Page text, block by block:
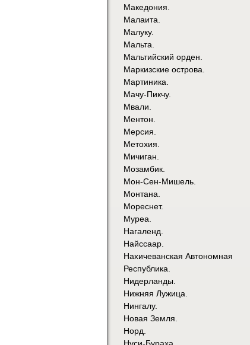
Македония.
Малаита.
Малуку.
Мальта.
Мальтийский орден.
Маркизские острова.
Мартиника.
Мачу-Пикчу.
Мвали.
Ментон.
Мерсия.
Метохия.
Мичиган.
Мозамбик.
Мон-Сен-Мишель.
Монтана.
Мореснет.
Муреа.
Нагаленд.
Найссаар.
Нахичеванская Автономная
Республика.
Нидерланды.
Нижняя Лужица.
Нингалу.
Новая Земля.
Норд.